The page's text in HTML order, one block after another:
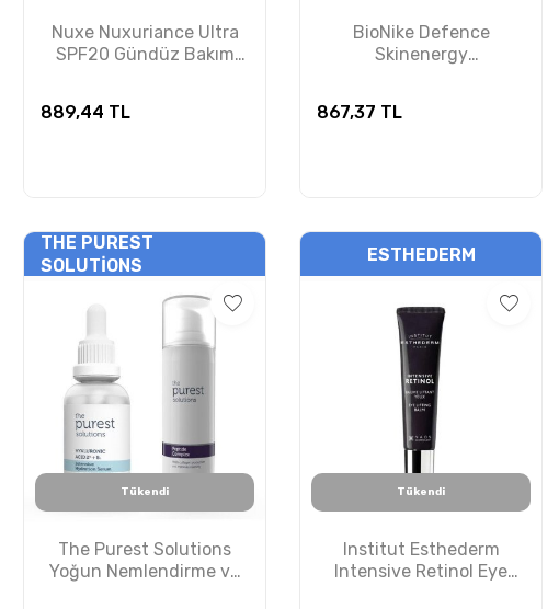
Nuxe Nuxuriance Ultra
SPF20 Gündüz Bakım
889,44 TL
BioNike Defence
Skinenergy
867,37 TL
THE PUREST
SOLUTIONS
Tükendi
The Purest Solutions
Yoğun Nemlendirme ve
ESTHEDERM
Tükendi
Institut Esthederm
Intensive Retinol Eye